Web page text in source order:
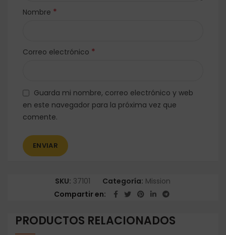
Nombre *
Correo electrónico *
Guarda mi nombre, correo electrónico y web
en este navegador para la próxima vez que
comente.
SKU: 37101 Categoría: Mission
Compartir en
PRODUCTOS RELACIONADOS